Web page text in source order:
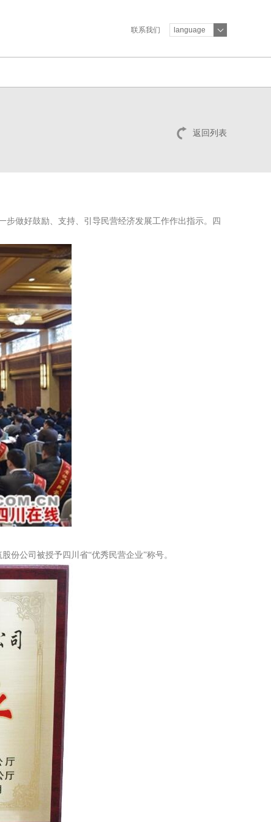
联系我们 language
返回列表
步做好鼓励、支持、引导民营经济发展工作作出指示。四
份公司被授予四川省“优秀民营企业”称号。